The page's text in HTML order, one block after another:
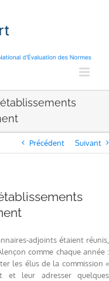
Précédent Suivant
adjoints étaient réunis,
comme chaque année :
les élus de la commission «
et leur adresser quelques